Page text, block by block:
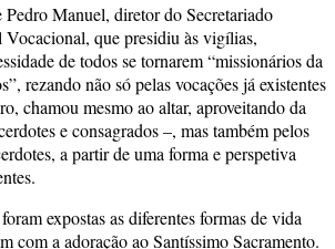
Manuel, diretor do Secretariado
Vocacional, que presidiu às vigílias,
de todos se tornarem “missionários da
rezando não só pelas vocações já existentes
chamou mesmo ao altar, aproveitando da
e consagrados –, mas também pelos
a partir de uma forma e perspetiva
expostas as diferentes formas de vida
com a adoração ao Santíssimo Sacramento.